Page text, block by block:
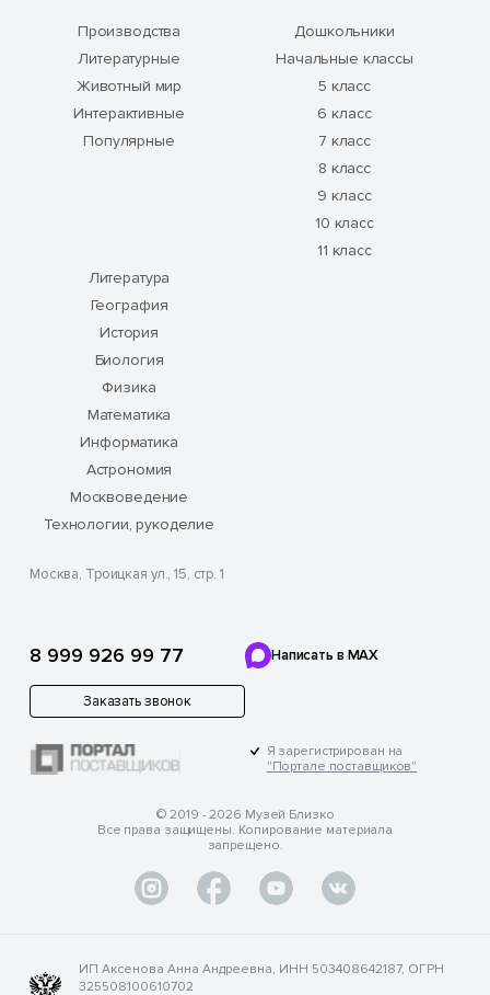
© 2019 - 2026 Музей Близко
Все права защищены. Копирование материала
запрещено.
Москва, Троицкая ул., 15, стр. 1
Производства
Литературные
Животный мир
Интерактивные
Популярные
Дошкольники
Начальные классы
5 класс
6 класс
7 класс
8 класс
9 класс
10 класс
11 класс
Литература
География
История
Биология
Физика
Математика
Информатика
Астрономия
Москвоведение
Технологии, рукоделие
8 999 926 99 77 Написать в MAX
Заказать звонок
Я зарегистрирован на
"Портале поставщиков"
ИП Аксенова Анна Андреевна, ИНН 503408642187, ОГРН
325508100610702